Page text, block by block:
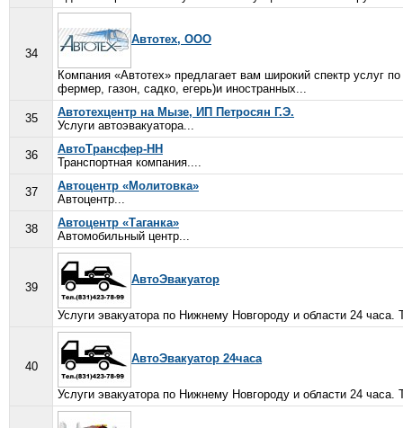
34
Автотех, ООО
Компания «Автотех» предлагает вам широкий спектр услуг
фермер, газон, садко, егерь)и иностранных...
35
Автотехцентр на Мызе, ИП Петросян Г.Э.
Услуги автоэвакуатора...
36
АвтоТрансфер-НН
Транспортная компания....
37
Автоцентр «Молитовка»
Автоцентр...
38
Автоцентр «Таганка»
Автомобильный центр...
39
АвтоЭвакуатор
Услуги эвакуатора по Нижнему Новгороду и области 24 часа.
40
АвтоЭвакуатор 24часа
Услуги эвакуатора по Нижнему Новгороду и области 24 часа.